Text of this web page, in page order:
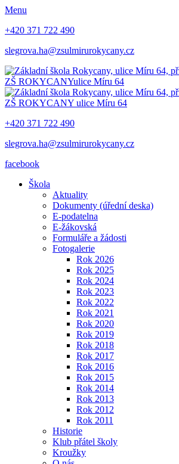
Menu
+420 371 722 490
slegrova.ha@zsulmirurokycany.cz
ZŠ ROKYCANYulice Míru 64
ZŠ ROKYCANY ulice Míru 64
+420 371 722 490
slegrova.ha@zsulmirurokycany.cz
facebook
Škola
Aktuality
Dokumenty (úřední deska)
E-podatelna
E-žákovská
Formuláře a žádosti
Fotogalerie
Rok 2026
Rok 2025
Rok 2024
Rok 2023
Rok 2022
Rok 2021
Rok 2020
Rok 2019
Rok 2018
Rok 2017
Rok 2016
Rok 2015
Rok 2014
Rok 2013
Rok 2012
Rok 2011
Historie
Klub přátel školy
Kroužky